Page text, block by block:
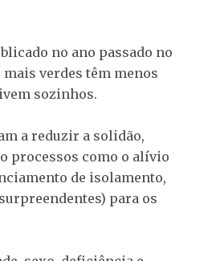
no ano passado no
verdes têm menos
sozinhos.
a reduzir a solidão,
processos como o alívio
de isolamento,
para os